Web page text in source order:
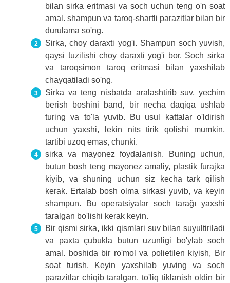
bilan sirka eritmasi va soch uchun teng o'n soat
amal. shampun va taroq-shartli parazitlar bilan bir
durulama so'ng.
Sirka, choy daraxti yog'i. Shampun soch yuvish,
qaysi tuzilishi choy daraxti yog'i bor. Soch sirka
va taroqsimon taroq eritmasi bilan yaxshilab
chayqatiladi so'ng.
Sirka va teng nisbatda aralashtirib suv, yechim
berish boshini band, bir necha daqiqa ushlab
turing va to'la yuvib. Bu usul kattalar o'ldirish
uchun yaxshi, lekin nits tirik qolishi mumkin,
tartibi uzoq emas, chunki.
sirka va mayonez foydalanish. Buning uchun,
butun bosh teng mayonez amaliy, plastik furajka
kiyib, va shuning uchun siz kecha tark qilish
kerak. Ertalab bosh olma sirkasi yuvib, va keyin
shampun. Bu operatsiyalar soch tarağı yaxshi
taralgan bo'lishi kerak keyin.
Bir qismi sirka, ikki qismlari suv bilan suyultiriladi
va paxta çubukla butun uzunligi bo'ylab soch
amal. boshida bir ro'mol va polietilen kiyish, Bir
soat turish. Keyin yaxshilab yuving va soch
parazitlar chiqib taralgan. to'liq tiklanish oldin bir